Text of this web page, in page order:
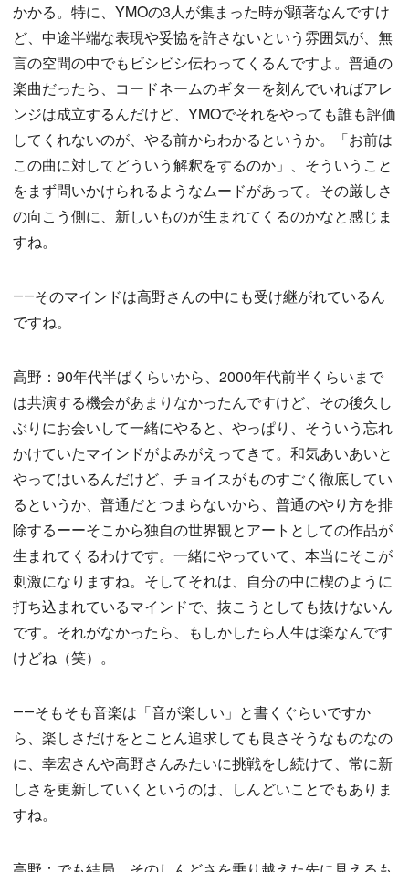
かかる。特に、YMOの3人が集まった時が顕著なんですけ
ど、中途半端な表現や妥協を許さないという雰囲気が、無
言の空間の中でもビシビシ伝わってくるんですよ。普通の
楽曲だったら、コードネームのギターを刻んでいればアレ
ンジは成立するんだけど、YMOでそれをやっても誰も評価
してくれないのが、やる前からわかるというか。「お前は
この曲に対してどういう解釈をするのか」、そういうこと
をまず問いかけられるようなムードがあって。その厳しさ
の向こう側に、新しいものが生まれてくるのかなと感じま
すね。
――そのマインドは高野さんの中にも受け継がれているん
ですね。
高野：90年代半ばくらいから、2000年代前半くらいまで
は共演する機会があまりなかったんですけど、その後久し
ぶりにお会いして一緒にやると、やっぱり、そういう忘れ
かけていたマインドがよみがえってきて。和気あいあいと
やってはいるんだけど、チョイスがものすごく徹底してい
るというか、普通だとつまらないから、普通のやり方を排
除するーーそこから独自の世界観とアートとしての作品が
生まれてくるわけです。一緒にやっていて、本当にそこが
刺激になりますね。そしてそれは、自分の中に楔のように
打ち込まれているマインドで、抜こうとしても抜けないん
です。それがなかったら、もしかしたら人生は楽なんです
けどね（笑）。
――そもそも音楽は「音が楽しい」と書くぐらいですか
ら、楽しさだけをとことん追求しても良さそうなものなの
に、幸宏さんや高野さんみたいに挑戦をし続けて、常に新
しさを更新していくというのは、しんどいことでもありま
すね。